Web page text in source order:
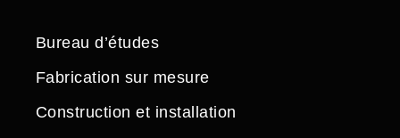
Bureau d’études
Fabrication sur mesure
Construction et installation